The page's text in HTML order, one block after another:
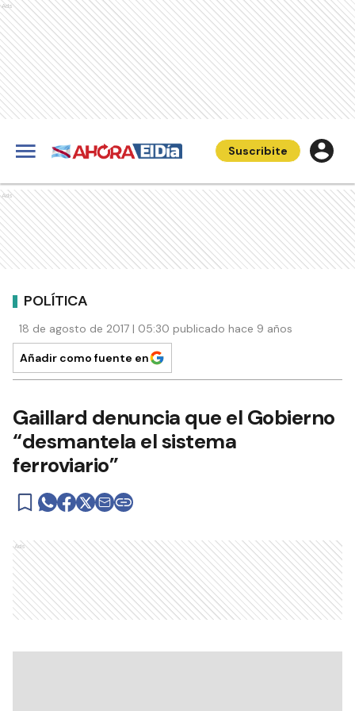
Ads
Suscribite
Ads
POLÍTICA
18 de agosto de 2017 | 05:30 publicado hace 9 años
Añadir como fuente en
Gaillard denuncia que el Gobierno
“desmantela el sistema
ferroviario”
Ads